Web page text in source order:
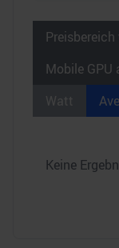
Mobile GPU
Watt
Keine